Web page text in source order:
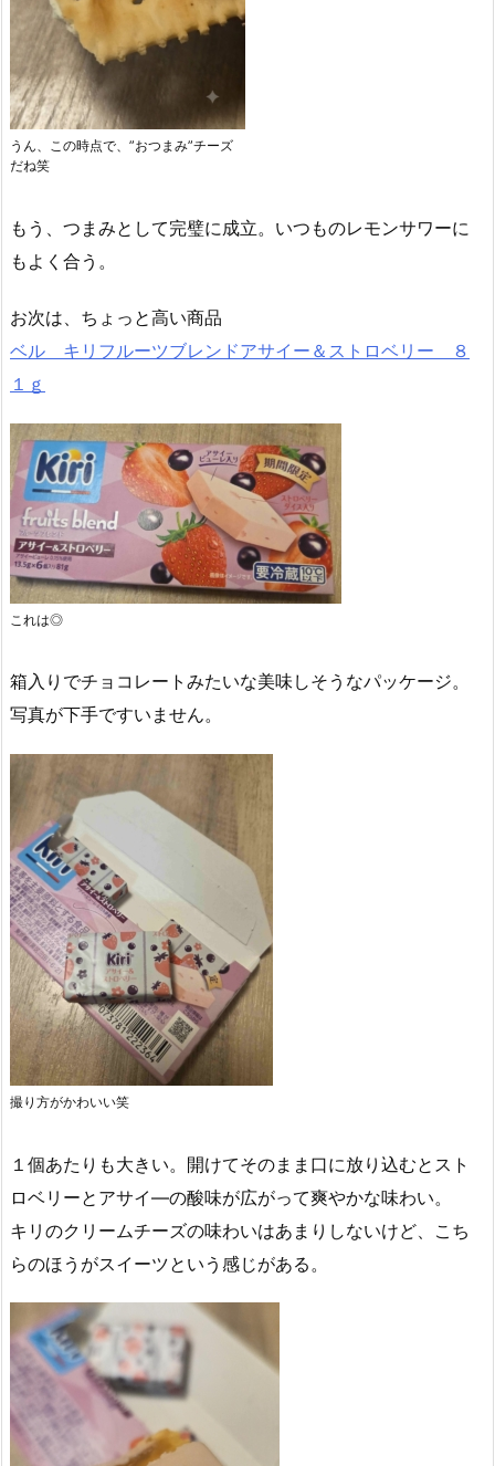
うん、この時点で、”おつまみ”チーズ
だね笑
もう、つまみとして完璧に成立。いつものレモンサワーに
もよく合う。
お次は、ちょっと高い商品
ベル キリフルーツブレンドアサイー＆ストロベリー ８
１ｇ
これは◎
箱入りでチョコレートみたいな美味しそうなパッケージ。
写真が下手ですいません。
撮り方がかわいい笑
１個あたりも大きい。開けてそのまま口に放り込むとスト
ロベリーとアサイ―の酸味が広がって爽やかな味わい。
キリのクリームチーズの味わいはあまりしないけど、こち
らのほうがスイーツという感じがある。